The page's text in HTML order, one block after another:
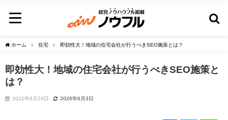
ホーム 住宅 即効性大！地域の住宅会社が行うべきSEO施策とは？
即効性大！地域の住宅会社が行うべきSEO施策と
は？
2021年6月24日 2026年6月3日